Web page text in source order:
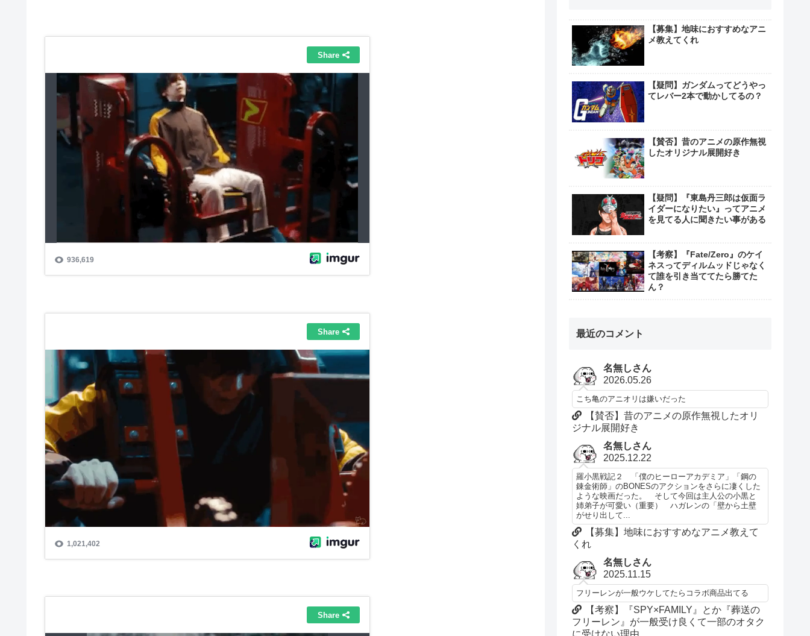
【募集】地味におすすめなアニ
メ教えてくれ
【疑問】ガンダムってどうやっ
てレバー2本で動かしてるの？
【賛否】昔のアニメの原作無視
したオリジナル展開好き
【疑問】『東島丹三郎は仮面ラ
イダーになりたい』ってアニメ
を見てる人に聞きたい事がある
【考察】『Fate/Zero』のケイ
ネスってディルムッドじゃなく
て誰を引き当ててたら勝てた
ん？
最近のコメント
名無しさん
2026.05.26
こち亀のアニオリは嫌いだった
【賛否】昔のアニメの原作無視したオリ
ジナル展開好き
名無しさん
2025.12.22
羅小黒戦記２ 「僕のヒーローアカデミア」「鋼の
錬金術師」のBONESのアクションをさらに凄くした
ような映画だった。 そして今回は主人公の小黒と
姉弟子が可愛い（重要） ハガレンの「壁から土壁
がせり出して...
【募集】地味におすすめなアニメ教えて
くれ
名無しさん
2025.11.15
フリーレンが一般ウケしてたらコラボ商品出てる
【考察】『SPY×FAMILY』とか『葬送の
フリーレン』が一般受け良くて一部のオタク
に受けない理由